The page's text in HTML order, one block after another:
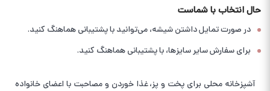
حال انتخاب با شماست
در صورت تمایل داشتن شیشه، می‌توانید با پشتیبانی هماهنگ کنید.
برای سفارش سایر سایزها، با پشتیبانی هماهنگ کنید.
آشپزخانه محلی برای پخت و پز، غذا خوردن و مصاحبت با اعضای خانواده